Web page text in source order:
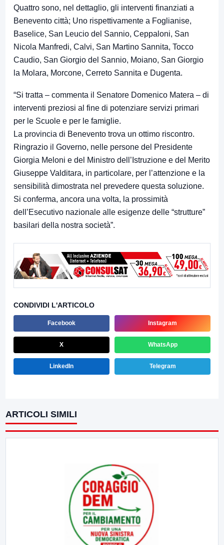
Quattro sono, nel dettaglio, gli interventi finanziati a
Benevento città; Uno rispettivamente a Foglianise,
Baselice, San Leucio del Sannio, Ceppaloni, San
Nicola Manfredi, Calvi, San Martino Sannita, Tocco
Caudio, San Giorgio del Sannio, Moiano, San Giorgio
la Molara, Morcone, Cerreto Sannita e Dugenta.
“Si tratta – commenta il Senatore Domenico Matera – di
interventi preziosi al fine di potenziare servizi primari
per le Scuole e per le famiglie.
La provincia di Benevento trova un ottimo riscontro.
Ringrazio il Governo, nelle persone del Presidente
Giorgia Meloni e del Ministro dell’Istruzione e del Merito
Giuseppe Valditara, in particolare, per l’attenzione e la
sensibilità dimostrata nel prevedere questa soluzione.
Si conferma, ancora una volta, la prossimità
dell’Esecutivo nazionale alle esigenze delle “strutture”
basilari della nostra società”.
CONDIVIDI L'ARTICOLO
Facebook Instagram
X WhatsApp
LinkedIn Telegram
ARTICOLI SIMILI